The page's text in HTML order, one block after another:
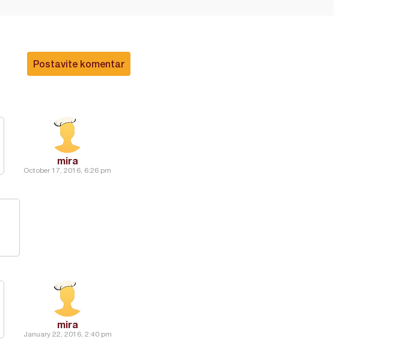
Postavite komentar
mira
October 17, 2016, 6:26 pm
mira
January 22, 2016, 2:40 pm